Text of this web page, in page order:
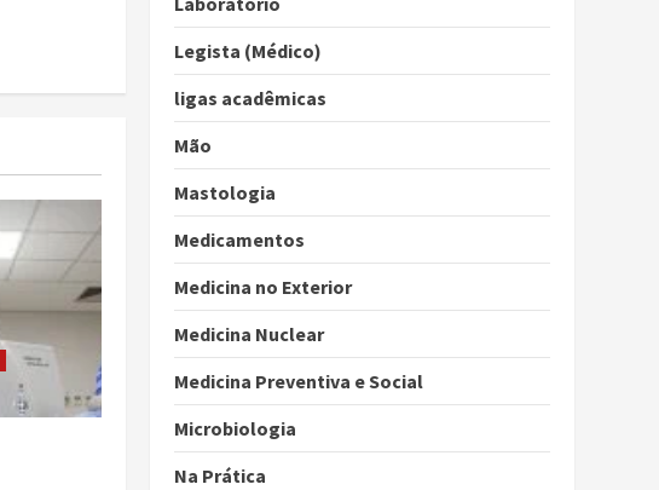
Legista (Médico)
ligas acadêmicas
Mão
Mastologia
Medicamentos
Medicina no Exterior
Medicina Nuclear
Medicina Preventiva e Social
Microbiologia
Na Prática